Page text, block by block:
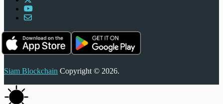
Siam Blockchain Copyright © 2026.